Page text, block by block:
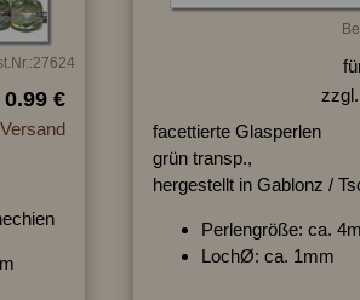
0.99 €
Versand
zzgl.
facettierte Glasperlen
grün transp.,
hergestellt in Gablonz /
Perlengröße: ca.
LochØ: ca. 1mm